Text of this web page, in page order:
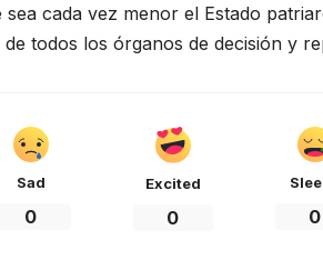
cada vez menor el Estado
todos los órganos de decisión y
Sad
0
Excited
0 0